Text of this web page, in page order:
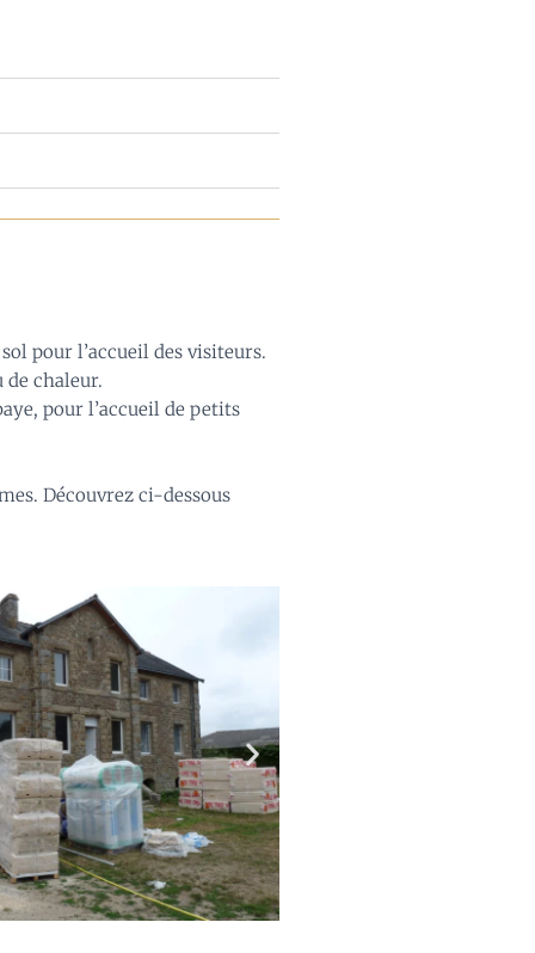
pour l’accueil des visiteurs.
de chaleur.
pour l’accueil de petits
Découvrez ci-dessous